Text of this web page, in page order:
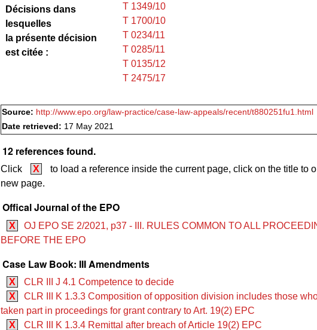
Décisions dans
lesquelles
la présente décision
est citée :
T 1349/10
T 1700/10
T 0234/11
T 0285/11
T 0135/12
T 2475/17
Source: http://www.epo.org/law-practice/case-law-appeals/recent/t880251fu1.html
Date retrieved: 17 May 2021
12 references found.
Click X
to load a reference inside the current page, click on the title to
new page.
Offical Journal of the EPO
X
OJ EPO SE 2/2021, p37 - III. RULES COMMON TO ALL
BEFORE THE EPO
Case Law Book: III Amendments
X
CLR III J 4.1 Competence to decide
X
CLR III K 1.3.3 Composition of opposition division includes those
taken part in proceedings for grant contrary to Art. 19(2) EPC
X
CLR III K 1.3.4 Remittal after breach of Article 19(2) EPC